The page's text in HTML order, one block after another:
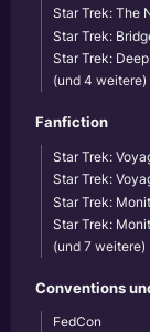
Star Trek: The
Star Trek:
Star Trek:
(und 4 weitere)
Fanfiction
Star Trek:
Star Trek:
Star Trek:
Star Trek:
(und 7 weitere)
Conventions
FedCon